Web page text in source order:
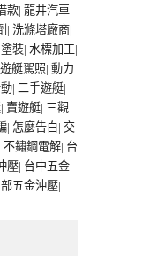
款| 龍井汽車
| 洗滌塔廠商|
塗裝| 水標加工|
艇駕照| 動力
| 二手遊艇|
| 賣遊艇| 三觀
| 怎麼告白| 交
不鏽鋼電解| 台
壓| 台中五金
五金沖壓|